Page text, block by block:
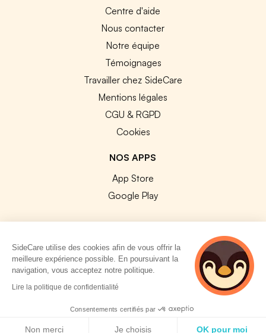
Centre d'aide
Nous contacter
Notre équipe
Témoignages
Travailler chez SideCare
Mentions légales
CGU & RGPD
Cookies
NOS APPS
App Store
Google Play
© 2026 SideCare. Tous droits réservés.
SideCare utilise des cookies afin de vous offrir la
meilleure expérience possible. En poursuivant la
navigation, vous acceptez notre politique.
Lire la politique de confidentialité
Consentements certifiés par
Non merci Je choisis OK pour moi
2 personnes
consultent
actuellement cette